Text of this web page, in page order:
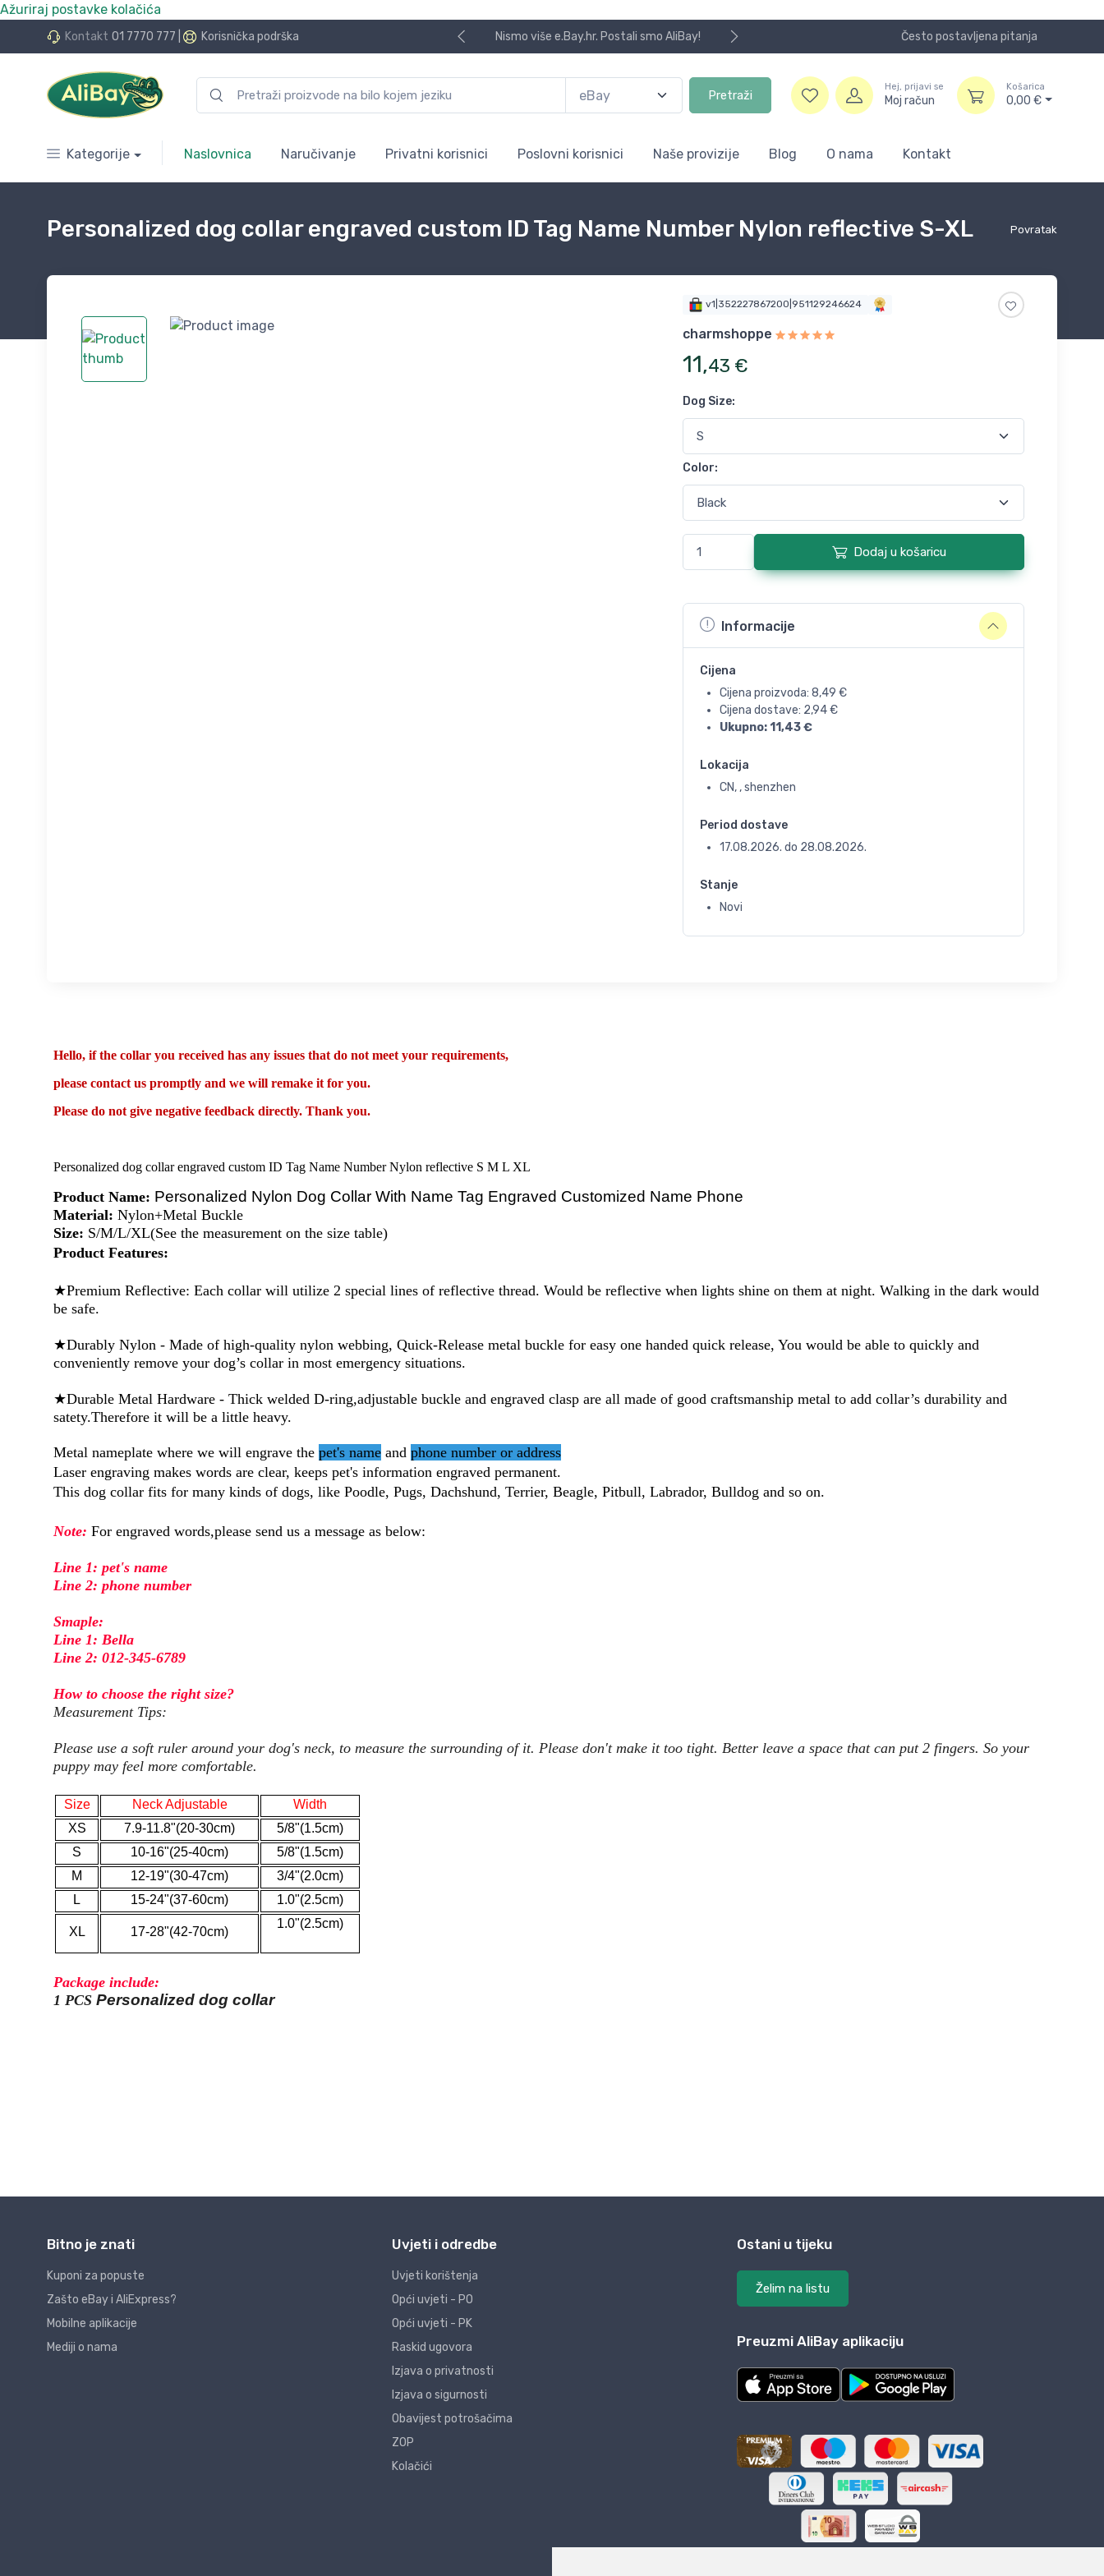
Ažuriraj postavke kolačića
Kontakt 01 7770 777 Korisnička podrška
24 rate bez kamata Nismo više e.Bay.hr. Postali smo AliBay! Često postavljena pitanja
Pretraži
Hej, prijavi se
Moj račun
Košarica
0,00 €
Kategorije Naslovnica Naručivanje Privatni korisnici Poslovni korisnici Naše provizije Blog O nama Kontakt
Povratak
Personalized dog collar engraved custom ID Tag Name Number Nylon reflective S-XL
v1|352227867200|951129246624
charmshoppe
11,43 €
Dog Size:
Color:
Dodaj u košaricu
Informacije
Cijena
Cijena proizvoda: 8,49 €
Cijena dostave: 2,94€
Ukupno:11,43€
Lokacija
CN, , shenzhen
Period dostave
17.08.2026. do 28.08.2026.
Stanje
Novi
Bitno je znati
Kuponi za popuste
Zašto eBay i AliExpress?
Mobilne aplikacije
Mediji o nama
Uvjeti i odredbe
Uvjeti korištenja
Opći uvjeti - PO
Opći uvjeti - PK
Raskid ugovora
Izjava o privatnosti
Izjava o sigurnosti
Obavijest potrošačima
ZOP
Kolačići
Ostani u tijeku
Želim na listu
Preuzmi AliBay aplikaciju